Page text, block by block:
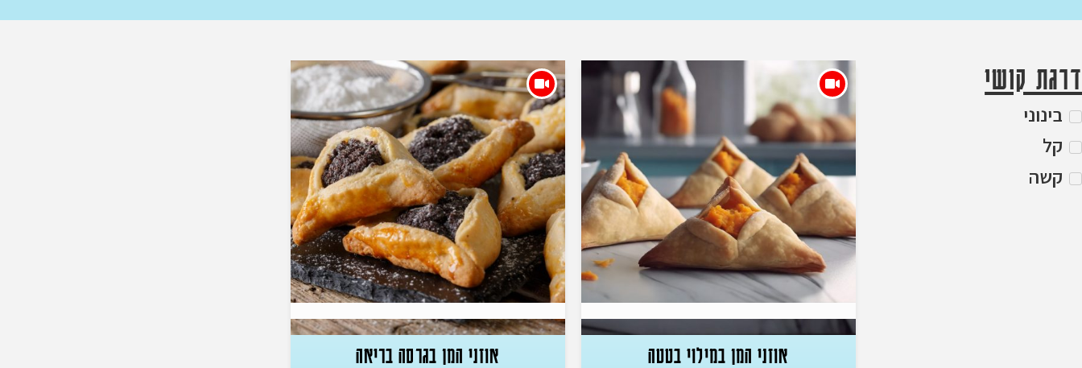
דרגת קושי
בינוני
קל
קשה
אוזני המן במילוי בטטה אוזני המן בגרסה בריאה